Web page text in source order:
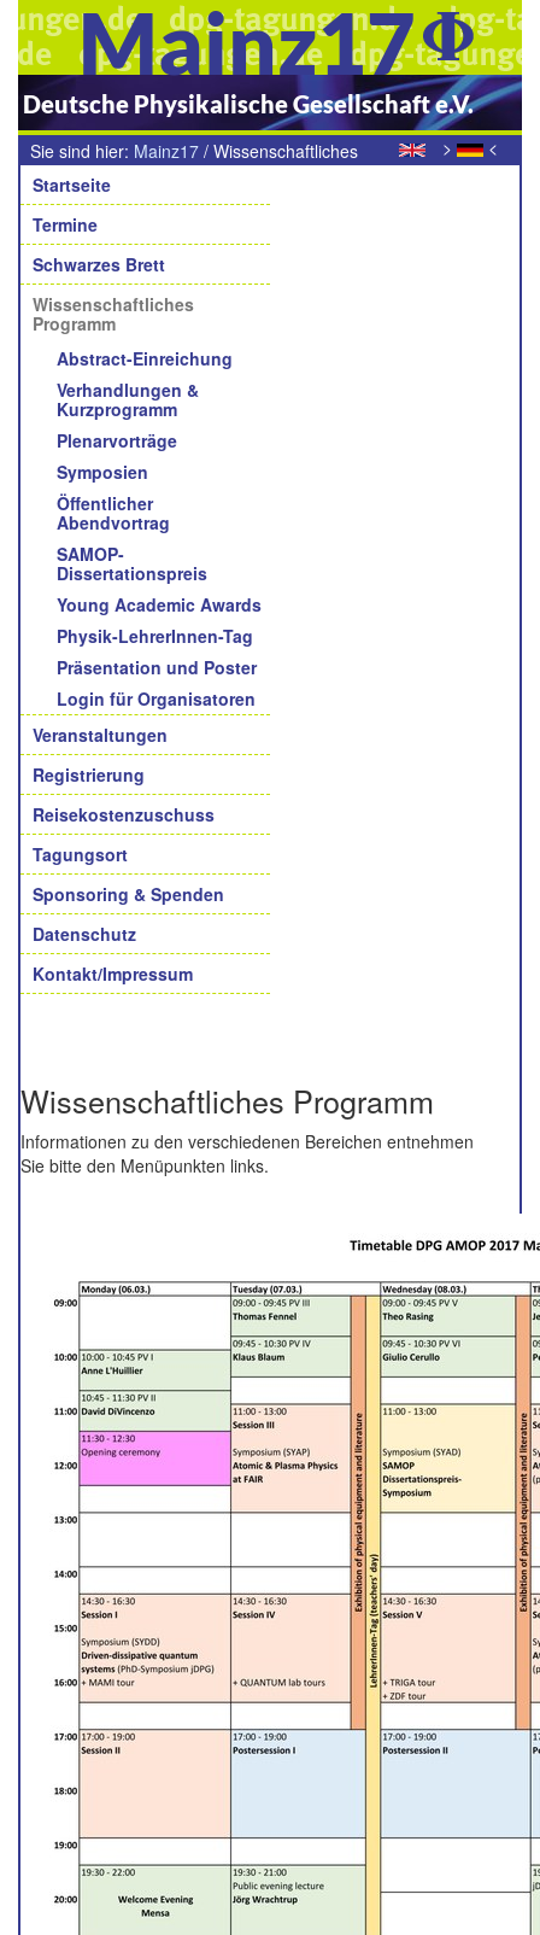
Mainz17
Deutsche Physikalische Gesellschaft e.V.
> <
Sie sind hier: Mainz17 / Wissenschaftliches
Programm
Navigation
Startseite
Termine
Schwarzes Brett
Wissenschaftliches
Programm
Abstract-Einreichung
Verhandlungen &
Kurzprogramm
Plenarvorträge
Symposien
Öffentlicher
Abendvortrag
SAMOP-
Dissertationspreis
Young Academic Awards
Physik-LehrerInnen-Tag
Präsentation und Poster
Login für Organisatoren
Veranstaltungen
Registrierung
Reisekostenzuschuss
Tagungsort
Sponsoring & Spenden
Datenschutz
Kontakt/Impressum
Wissenschaftliches Programm
Informationen zu den verschiedenen Bereichen entnehmen
Sie bitte den Menüpunkten links.